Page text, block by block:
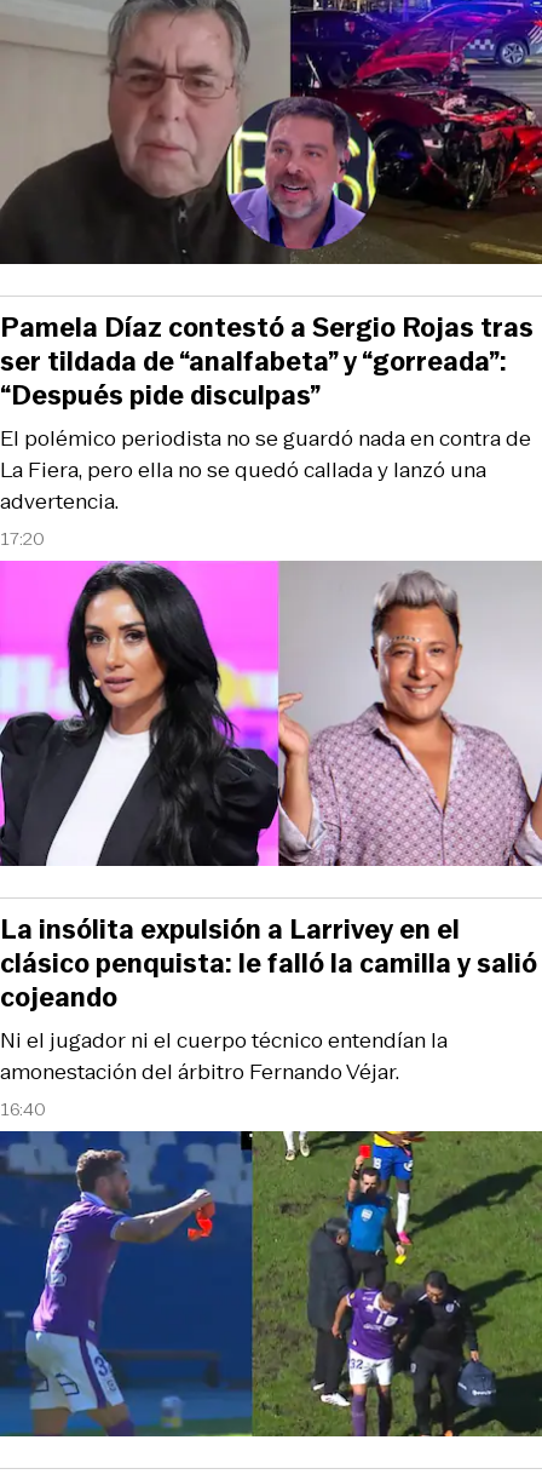
17:20
El polémico periodista no se guardó nada en contra de
La Fiera, pero ella no se quedó callada y lanzó una
advertencia.
Pamela Díaz contestó a Sergio Rojas tras
ser tildada de “analfabeta” y “gorreada”:
“Después pide disculpas”
16:40
Ni el jugador ni el cuerpo técnico entendían la
amonestación del árbitro Fernando Véjar.
La insólita expulsión a Larrivey en el
clásico penquista: le falló la camilla y salió
cojeando